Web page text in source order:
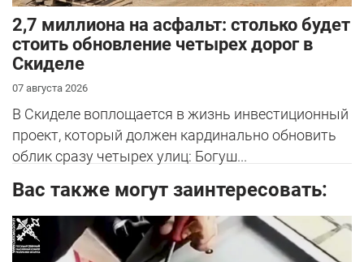
2,7 миллиона на асфальт: столько будет
стоить обновление четырех дорог в
Скиделе
07 августа 2026
В Скиделе воплощается в жизнь инвестиционный
проект, который должен кардинально обновить
облик сразу четырех улиц: Богуш...
Вас также могут заинтересовать: